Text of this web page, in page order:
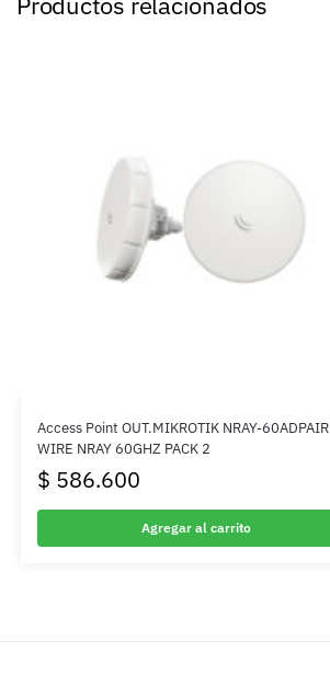
Access Point OUT.MIKROTIK NRAY-60ADPAIR
WIRE NRAY 60GHZ PACK 2
$ 586.600
Agregar al carrito